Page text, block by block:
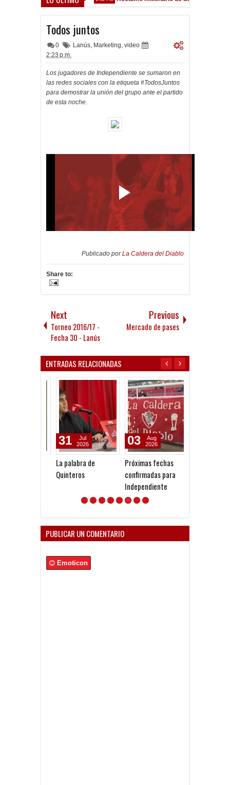
Todos juntos
0 Lanús, Marketing, video
2:23 p.m.
Los jugadores de Independiente se sumaron en
las redes sociales con la etiqueta #TodosJuntos
para demostrar la unión del grupo ante el partido
de esta noche.
Publicado porLa Caldera del Diablo
Share to:
Next
Torneo 2016/17 -
Fecha 30 - Lanús
Previous
Mercado de pases
ENTRADAS RELACIONADAS
La palabra de
Quinteros
31
2026
Próximas fechas
confirmadas para
Independiente
03
Aug
2026
PUBLICAR UN COMENTARIO
Emoticon